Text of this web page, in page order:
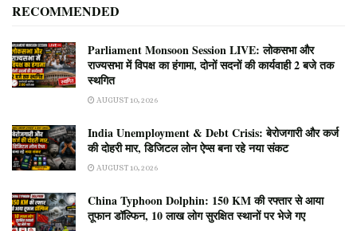
RECOMMENDED
Parliament Monsoon Session LIVE: लोकसभा और
राज्यसभा में विपक्ष का हंगामा, दोनों सदनों की कार्यवाही 2 बजे तक
स्थगित
AUGUST 10, 2026
India Unemployment & Debt Crisis: बेरोजगारी और कर्ज
की दोहरी मार, डिजिटल लोन ऐप्स बना रहे नया संकट
AUGUST 10, 2026
China Typhoon Dolphin: 150 KM की रफ्तार से आया
तूफान डॉल्फिन, 10 लाख लोग सुरक्षित स्थानों पर भेजे गए